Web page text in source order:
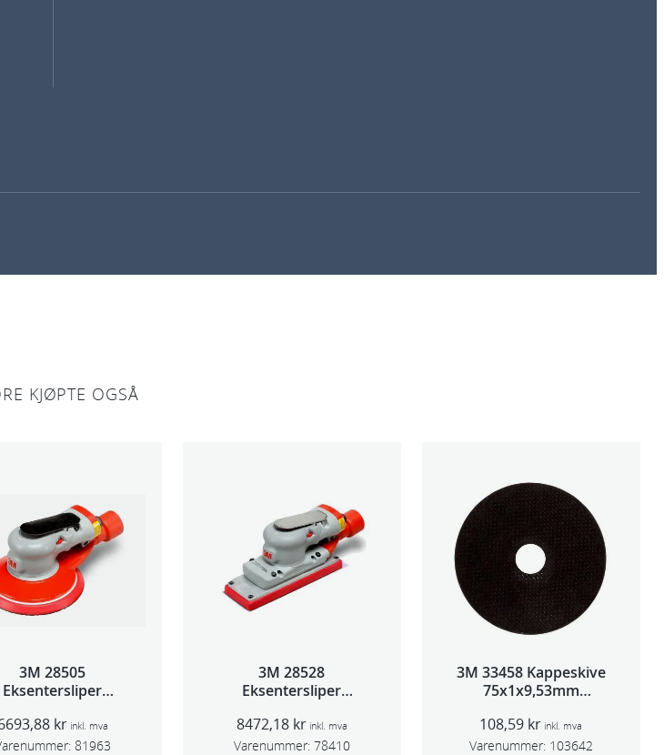
KJØPTE OGSÅ
3M 28505
Eksentersliper
slag 75mm
kr inkl. mva
81963
3M 28528
Eksentersliper
slag 70×198
8472,18 kr inkl. mva
Varenummer: 78410
3M 33458 Kappeskive
75x1x9,53mm
108,59 kr inkl. mva
Varenummer: 103642